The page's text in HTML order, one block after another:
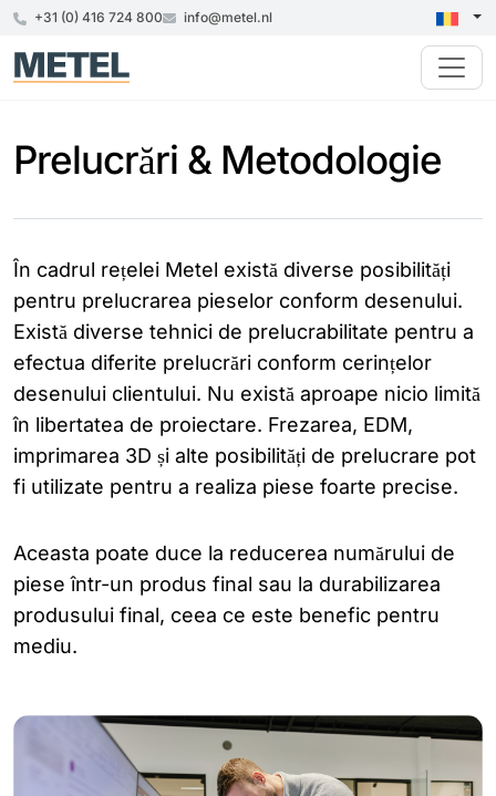
+31 (0) 416 724 800 info@metel.nl
Prelucrări & Metodologie
În cadrul rețelei Metel există diverse posibilități
pentru prelucrarea pieselor conform desenului.
Există diverse tehnici de prelucrabilitate pentru a
efectua diferite prelucrări conform cerințelor
desenului clientului. Nu există aproape nicio limită
în libertatea de proiectare. Frezarea, EDM,
imprimarea 3D și alte posibilități de prelucrare pot
fi utilizate pentru a realiza piese foarte precise.
Aceasta poate duce la reducerea numărului de
piese într-un produs final sau la durabilizarea
produsului final, ceea ce este benefic pentru
mediu.